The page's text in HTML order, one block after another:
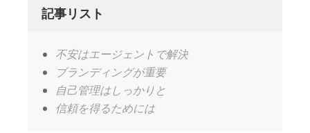
記事リスト
不安はエージェントで解決
ブランディングが重要
自己管理はしっかりと
信頼を得るためには